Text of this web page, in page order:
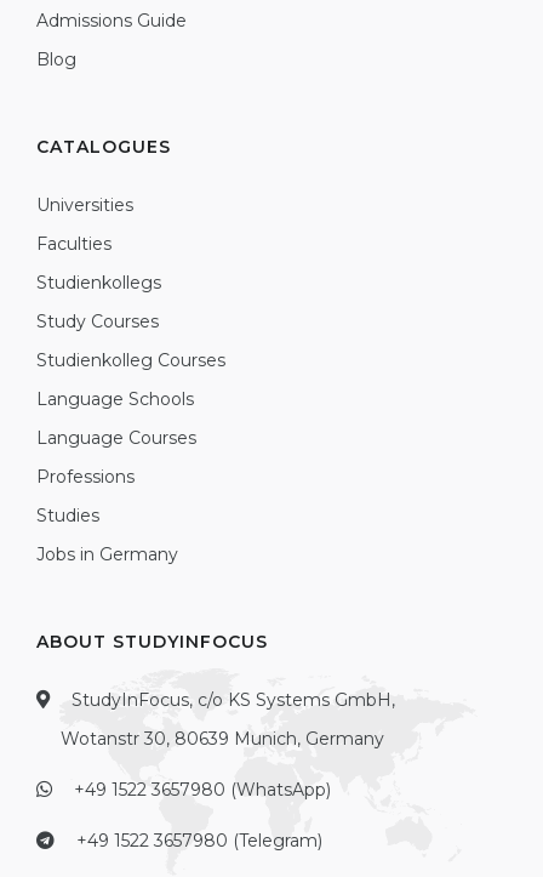
Admissions Guide
Blog
CATALOGUES
Universities
Faculties
Studienkollegs
Study Courses
Studienkolleg Courses
Language Schools
Language Courses
Professions
Studies
Jobs in Germany
ABOUT STUDYINFOCUS
StudyInFocus, c/o KS Systems GmbH,
Wotanstr 30, 80639 Munich, Germany
+49 1522 3657980 (WhatsApp)
+49 1522 3657980 (Telegram)